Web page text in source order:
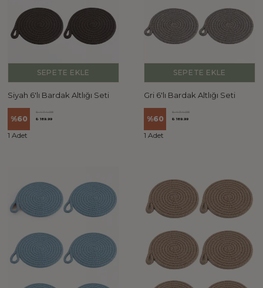
SEPETE EKLE
Siyah 6'lı Bardak Altlığı Seti
%60
₺ 474.98
₺ 189.99
1 Adet
SEPETE EKLE
Gri 6'lı Bardak Altlığı Seti
%60
₺ 474.98
₺ 189.99
1 Adet